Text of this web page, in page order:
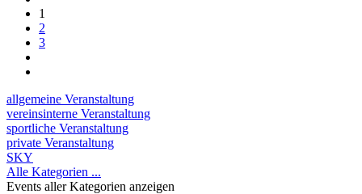
1
2
3
allgemeine Veranstaltung
vereinsinterne Veranstaltung
sportliche Veranstaltung
private Veranstaltung
SKY
Alle Kategorien ...
Events aller Kategorien anzeigen